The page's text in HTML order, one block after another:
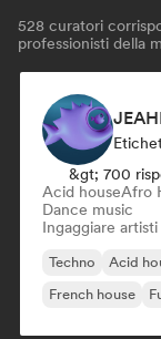
528 curatori
professionisti della
&gt; 700
Acid houseAfro
Dance music
Ingaggiare
Techno Acid
French house